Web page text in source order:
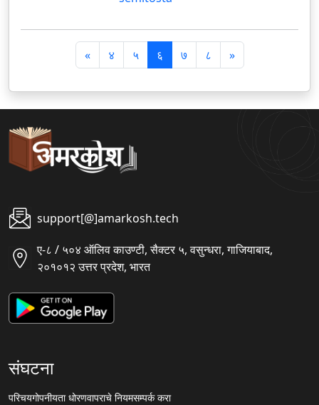
«पि
छ
ला
४ ५ ६ ७ ८ »अ
ग
ला
support[@]amarkosh.tech
ए-८ / ५०४ ऑलिव काउण्टी, सैक्टर ५, वसुन्धरा, गाजियाबाद,
२०१०१२ उत्तर प्रदेश, भारत
संघटना
परिचयगोपनीयता धोरणवापराचे नियमसम्पर्क करा